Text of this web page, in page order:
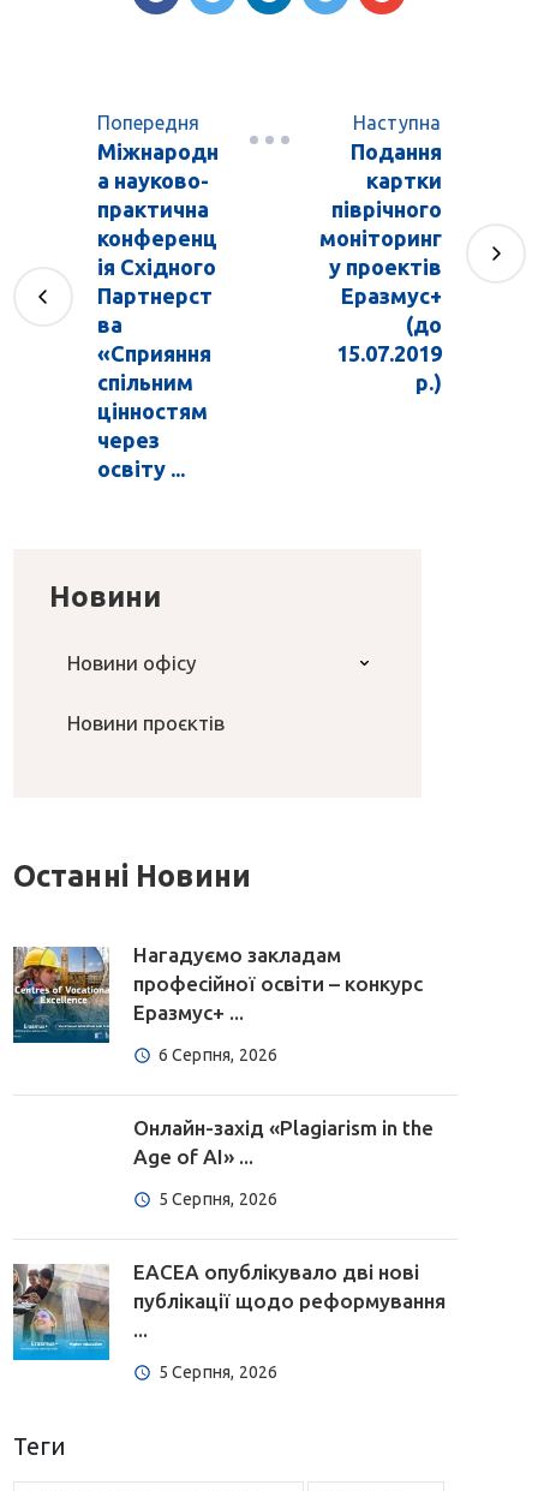
Попередня
Міжнародн
а науково-
практична
конференц
ія Східного
Партнерст
ва
«Сприяння
спільним
цінностям
через
освіту ...
Наступна
Подання
картки
піврічного
моніторинг
у проектів
Еразмус+
(до
15.07.2019
р.)
Новини
Новини офісу
Новини проєктів
Останні Новини
Нагадуємо закладам
професійної освіти – конкурс
Еразмус+ ...
6 Серпня, 2026
Онлайн-захід «Plagiarism in the
Age of AI» ...
5 Серпня, 2026
EACEA опублікувало дві нові
публікації щодо реформування
...
5 Серпня, 2026
Теги